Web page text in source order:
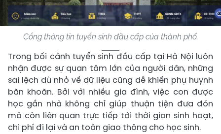
Cổng thông tin tuyển sinh đầu cấp của thành phố.
Trong bối cảnh tuyển sinh đầu cấp tại Hà Nội luôn
nhận được sự quan tâm lớn của người dân, những
sai lệch dù nhỏ về dữ liệu cũng dễ khiến phụ huynh
băn khoăn. Bởi với nhiều gia đình, việc con được
học gần nhà không chỉ giúp thuận tiện đưa đón
mà còn liên quan trực tiếp tới thời gian sinh hoạt,
chi phí đi lại và an toàn giao thông cho học sinh.